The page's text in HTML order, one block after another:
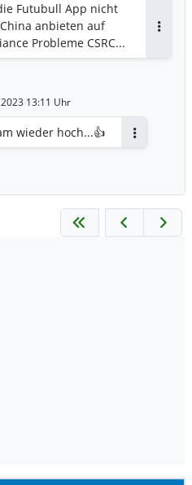
Futubull App nicht
anbieten auf
Probleme CSRC...
13:11 Uhr
wieder hoch...👍